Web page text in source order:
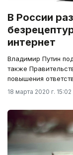
В России
интернет
Владимир Путин
также
повышения
18 марта 2020 г. 15:02